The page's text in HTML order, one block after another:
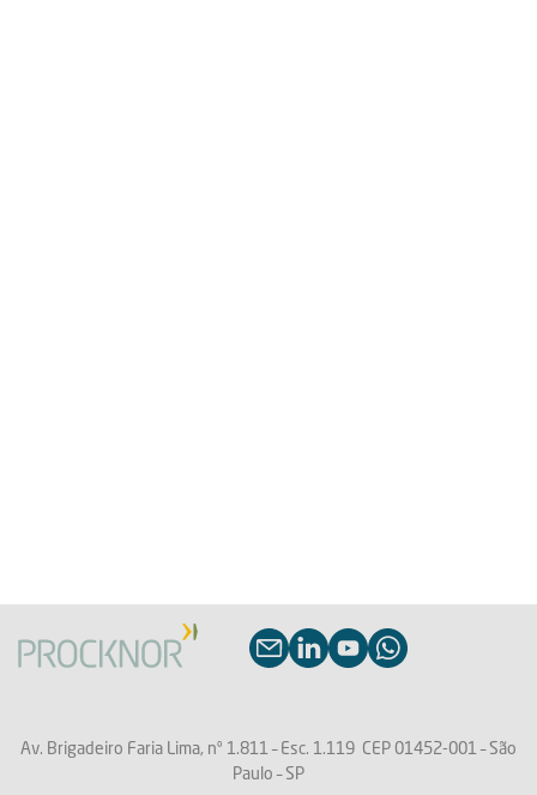
Av. Brigadeiro Faria Lima, nº 1.811 –Esc. 1.119 CEP 01452-001 – São
Paulo – SP